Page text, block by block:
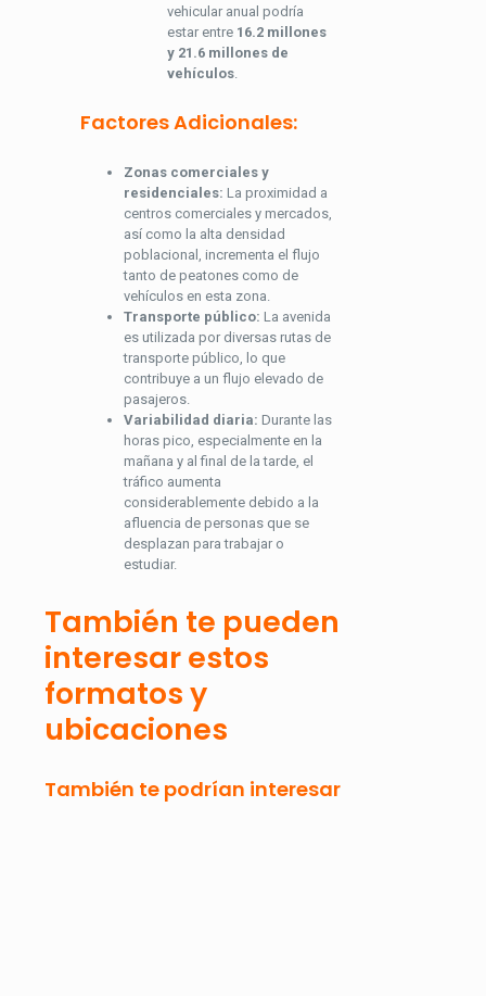
vehicular anual podría
estar entre 16.2 millones
y 21.6 millones de
vehículos
Factores Adicionales:
Zonas comerciales y
residenciales: La proximidad a
centros comerciales y mercados,
así como la alta densidad
poblacional, incrementa el flujo
tanto de peatones como de
vehículos en esta zona.
Transporte público: La avenida
es utilizada por diversas rutas de
transporte público, lo que
contribuye a un flujo elevado de
pasajeros.
Variabilidad diaria: Durante las
horas pico, especialmente en la
mañana y al final de la tarde, el
tráfico aumenta
considerablemente debido a la
afluencia de personas que se
desplazan para trabajar o
estudiar.
También te pueden
interesar estos
formatos y
ubicaciones
También te podrían interesar